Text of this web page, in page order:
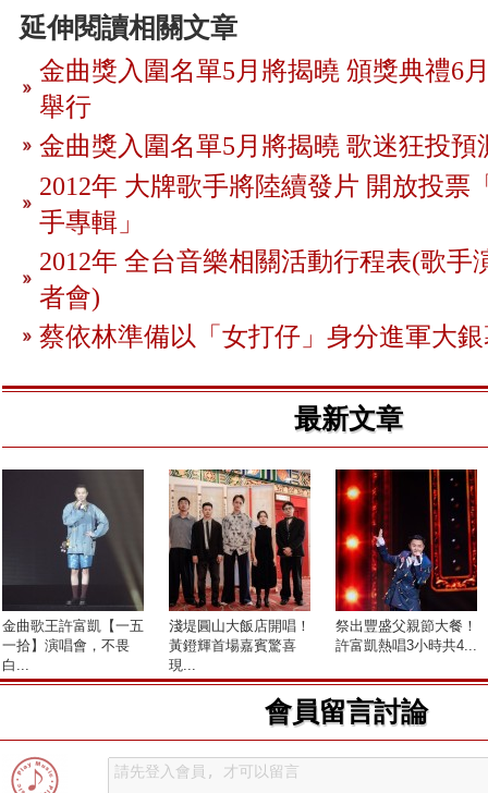
延伸閱讀相關文章
金曲獎入圍名單5月將揭曉 頒獎典禮6
舉行
金曲獎入圍名單5月將揭曉 歌迷狂投預
2012年 大牌歌手將陸續發片 開放投票
手專輯」
2012年 全台音樂相關活動行程表(歌手
者會)
蔡依林準備以「女打仔」身分進軍大
最新文章
金曲歌王許富凱【一五
一拾】演唱會，不畏
白...
淺堤圓山大飯店開唱！
黃鐙輝首場嘉賓驚喜
現...
祭出豐盛父親節大餐！
許富凱熱唱3小時共4...
會員留言討論